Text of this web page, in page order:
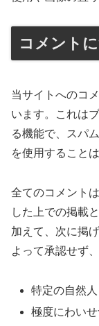
コメント
当サイトへのコ
います。これは
る機能で、スパ
を使用すること
全てのコメント
した上での掲載
加えて、次に掲
よって承認せず
特定の自然
極度にわいせ